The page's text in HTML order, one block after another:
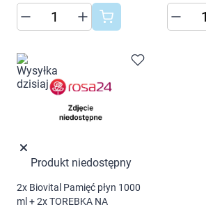
dostosowania zawartości
preferencji. Więcej informacji
naszej polityce prywatności
warunki przechowywania lub
ustawienia wszystkich cookies
Mężczyzna
Zabawki
Sprzęt medyczny
Motoryzacja
Grupy produktowe
Produkt niedostępny
2x Biovital Pamięć płyn 1000
ml + 2x TOREBKA NA